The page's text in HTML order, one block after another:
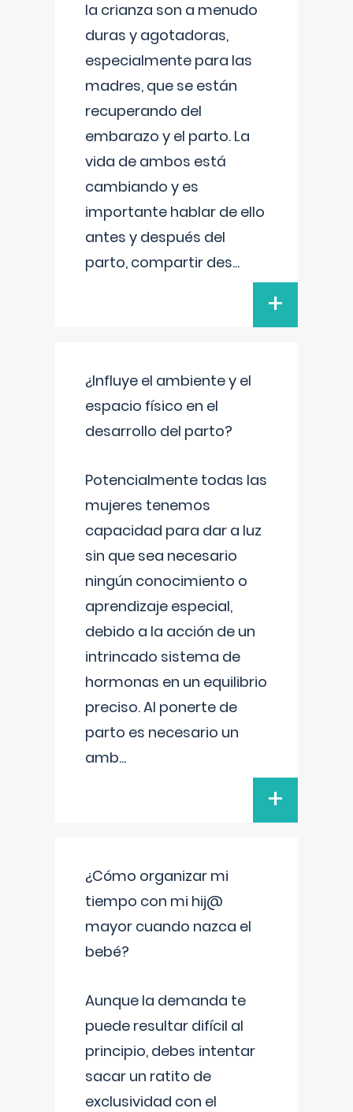
la crianza son a menudo
duras y agotadoras,
especialmente para las
madres, que se están
recuperando del
embarazo y el parto. La
vida de ambos está
cambiando y es
importante hablar de ello
antes y después del
parto, compartir des...
+
¿Influye el ambiente y el
espacio físico en el
desarrollo del parto?
Potencialmente todas las
mujeres tenemos
capacidad para dar a luz
sin que sea necesario
ningún conocimiento o
aprendizaje especial,
debido a la acción de un
intrincado sistema de
hormonas en un equilibrio
preciso. Al ponerte de
parto es necesario un
amb...
+
¿Cómo organizar mi
tiempo con mi hij@
mayor cuando nazca el
bebé?
Aunque la demanda te
puede resultar difícil al
principio, debes intentar
sacar un ratito de
exclusividad con el